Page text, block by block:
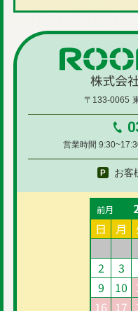
〒133-0065
営業時間
お客
前月
日 月
2
3
9
10
16 17